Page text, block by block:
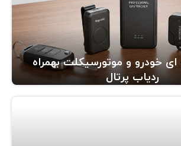
ای خودرو و موتورسیکلت بهمراه
ردیاب پرتال